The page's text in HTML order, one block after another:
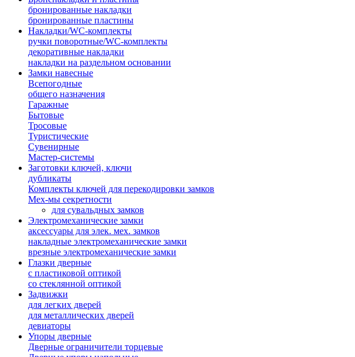
бронированные накладки
бронированные пластины
Накладки/WC-комплекты
ручки поворотные/WC-комплекты
декоративные накладки
накладки на раздельном основании
Замки навесные
Всепогодные
общего назначения
Гаражные
Бытовые
Тросовые
Туристические
Сувенирные
Мастер-системы
Заготовки ключей, ключи
дубликаты
Комплекты ключей для перекодировки замков
Мех-мы секретности
для сувальдных замков
Электромеханические замки
аксессуары для элек. мех. замков
накладные электромеханические замки
врезные электромеханические замки
Глазки дверные
с пластиковой оптикой
со стеклянной оптикой
Задвижки
для легких дверей
для металлических дверей
девиаторы
Упоры дверные
Дверные ограничители торцевые